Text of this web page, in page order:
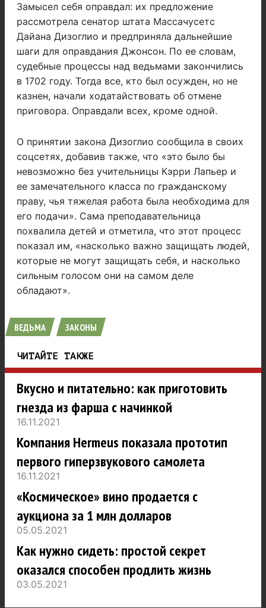
Замысел себя оправдал: их предложение
рассмотрела сенатор штата Массачусетс
Дайана Дизоглио и предприняла дальнейшие
шаги для оправдания Джонсон. По ее словам,
судебные процессы над ведьмами закончились
в 1702 году. Тогда все, кто был осужден, но не
казнен, начали ходатайствовать об отмене
приговора. Оправдали всех, кроме одной.
О принятии закона Дизоглио сообщила в своих
соцсетях, добавив также, что «это было бы
невозможно без учительницы Кэрри Лапьер и
ее замечательного класса по гражданскому
праву, чья тяжелая работа была необходима для
его подачи». Сама преподавательница
похвалила детей и отметила, что этот процесс
показал им, «насколько важно защищать людей,
которые не могут защищать себя, и насколько
сильным голосом они на самом деле
обладают».
ВЕДЬМА ЗАКОНЫ
ЧИТАЙТЕ ТАКЖЕ
Вкусно и питательно: как приготовить
гнезда из фарша с начинкой
16.11.2021
Компания Hermeus показала прототип
первого гиперзвукового самолета
16.11.2021
«Космическое» вино продается с
аукциона за 1 млн долларов
05.05.2021
Как нужно сидеть: простой секрет
оказался способен продлить жизнь
03.05.2021